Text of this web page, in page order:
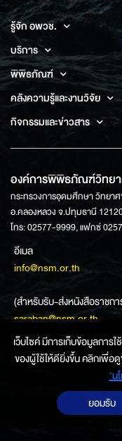
รู้จัก อพวช.
บริการ
พิพิธภัณฑ์
คลังความรู้และงานวิจัย
กิจกรรมและข่าวสาร
องค์การพิพิธภัณฑ์วิทยา
กระทรวงการอุดมศึกษา วิทยา
อ.คลองหลวง จ.ปทุมธานี
โทร: 02577-9999, แฟกซ์
อีเมล
info@nsm.or.th
(สำหรับรับ-ส่งหนังสือราชกา
saraban@nsm.or.th
เว็บไซค์ มีการเก็บข้อมูลกา
ของผู้ใช้ให้ดียิ่งขึ้น คลิกเพื่อ
‘
ยอมรับ